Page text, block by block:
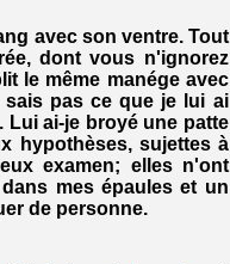
avec son ventre. Tout
dont vous n'ignorez
le même manége avec
pas ce que je lui ai
Lui ai-je broyé une patte
hypothèses, sujettes à
examen; elles n'ont
mes épaules et un
de personne.